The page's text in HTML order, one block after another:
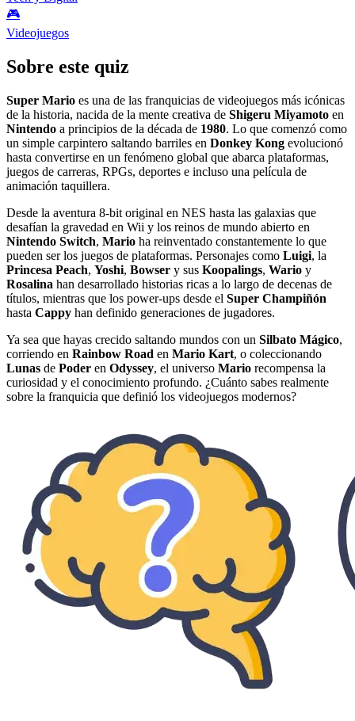
🎮
Videojuegos
Sobre este quiz
Super Mario es una de las franquicias de videojuegos más icónicas
de la historia, nacida de la mente creativa de Shigeru Miyamoto en
Nintendo a principios de la década de 1980. Lo que comenzó como
un simple carpintero saltando barriles en Donkey Kong evolucionó
hasta convertirse en un fenómeno global que abarca plataformas,
juegos de carreras, RPGs, deportes e incluso una película de
animación taquillera.
Desde la aventura 8-bit original en NES hasta las galaxias que
desafían la gravedad en Wii y los reinos de mundo abierto en
Nintendo Switch, Mario ha reinventado constantemente lo que
pueden ser los juegos de plataformas. Personajes como Luigi, la
Princesa Peach, Yoshi, Bowser y sus Koopalings, Wario y
Rosalina han desarrollado historias ricas a lo largo de decenas de
títulos, mientras que los power-ups desde el Super Champiñón
hasta Cappy han definido generaciones de jugadores.
Ya sea que hayas crecido saltando mundos con un Silbato Mágico,
corriendo en Rainbow Road en Mario Kart, o coleccionando
Lunas de Poder en Odyssey, el universo Mario recompensa la
curiosidad y el conocimiento profundo. ¿Cuánto sabes realmente
sobre la franquicia que definió los videojuegos modernos?